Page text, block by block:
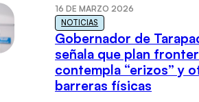
16 DE MARZO 2026
NOTICIAS
Gobernador de
señala que plan
contempla “erizos” y
barreras físicas